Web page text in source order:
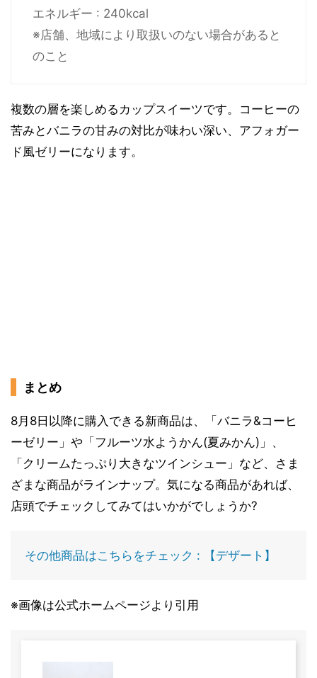
エネルギー : 240kcal
※店舗、地域により取扱いのない場合があると
のこと
複数の層を楽しめるカップスイーツです。コーヒーの
苦みとバニラの甘みの対比が味わい深い、アフォガー
ド風ゼリーになります。
まとめ
8月8日以降に購入できる新商品は、「バニラ&コーヒ
ーゼリー」や「フルーツ水ようかん(夏みかん)」、
「クリームたっぷり大きなツインシュー」など、さま
ざまな商品がラインナップ。気になる商品があれば、
店頭でチェックしてみてはいかがでしょうか?
その他商品はこちらをチェック : 【デザート】
※画像は公式ホームページより引用